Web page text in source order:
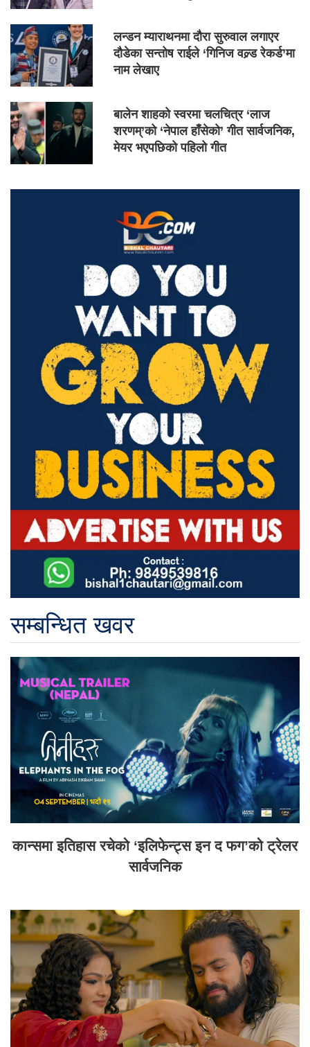
लन्डन म्याराथनमा दौरा सुरुवाल लगाएर
दौडेका सन्तोष राईले ‘गिनिज वल्र्ड रेकर्ड’मा
नाम लेखाए
बालेन शाहको स्वरमा चलचित्र ‘लाज
शरणम्’को ‘नेपाल हाँसेको’ गीत सार्वजनिक,
मेयर भएपछिको पहिलो गीत
सम्बन्धित खवर
कान्समा इतिहास रचेको ‘इलिफेन्ट्स इन द फग’को ट्रेलर
सार्वजनिक